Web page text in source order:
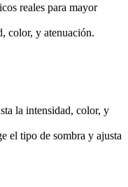
reales para mayor
color, y atenuación.
la intensidad, color, y
el tipo de sombra y ajusta